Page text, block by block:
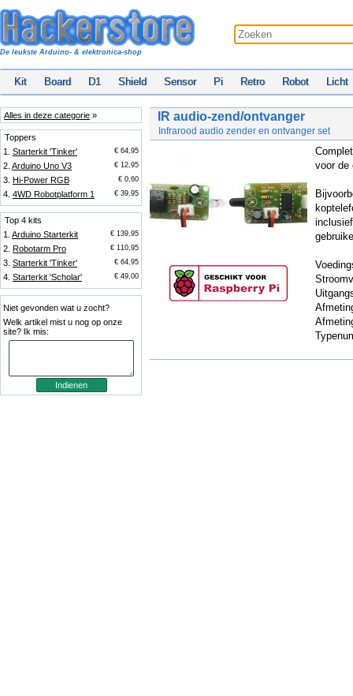
De leukste Arduino- & elektronica-shop
Kit Board D1 Shield Sensor Pi Retro Robot Licht
Alles in deze categorie »
Toppers
1. Starterkit 'Tinker' € 64,95
2. Arduino Uno V3 € 12,95
3. Hi-Power RGB € 0,60
4. 4WD Robotplatform 1 € 39,95
Top 4 kits
1. Arduino Starterkit € 139,95
2. Robotarm Pro € 110,95
3. Starterkit 'Tinker' € 64,95
4. Starterkit 'Scholar' € 49,00
Niet gevonden wat u zocht?
Welk artikel mist u nog op onze
site? Ik mis:
IR audio-zend/ontvanger
Infrarood audio zender en ontvanger set
voor de